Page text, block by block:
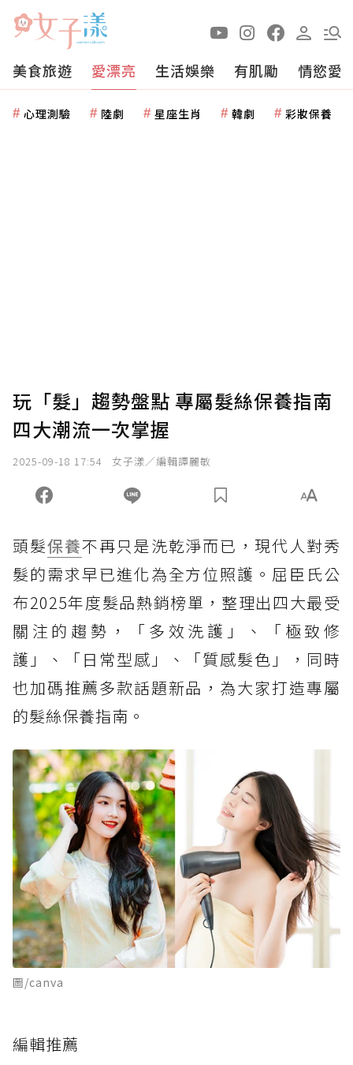
美食旅遊 愛漂亮 生活娛樂 有肌勵 情慾愛
心理測驗 陸劇 星座生肖 韓劇 彩妝保養
玩「髮」趨勢盤點 專屬髮絲保養指南
四大潮流一次掌握
2025-09-18 17:54 女子漾／編輯譚麗敏
頭髮保養不再只是洗乾淨而已，現代人對秀
髮的需求早已進化為全方位照護。屈臣氏公
布2025年度髮品熱銷榜單，整理出四大最受
關注的趨勢，「多效洗護」、「極致修
護」、「日常型感」、「質感髮色」，同時
也加碼推薦多款話題新品，為大家打造專屬
的髮絲保養指南。
圖/canva
編輯推薦